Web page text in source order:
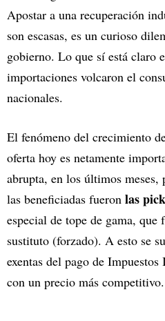
Apostar a una recuperación
son escasas, es un curioso
gobierno. Lo que sí está claro
importaciones volcaron el
nacionales.
El fenómeno del crecimiento
oferta hoy es netamente
abrupta, en los últimos
las beneficiadas fueron las
especial de tope de gama, que
sustituto (forzado). A esto se
exentas del pago de
con un precio más competitivo.